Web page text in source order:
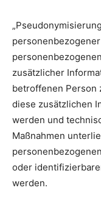
zusätzlicher
betroffenen Person
diese zusätzlichen
werden und
Maßnahmen
oder
werden.